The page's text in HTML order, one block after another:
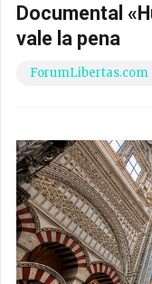
Documental
vale la pena
ForumLibertas.com